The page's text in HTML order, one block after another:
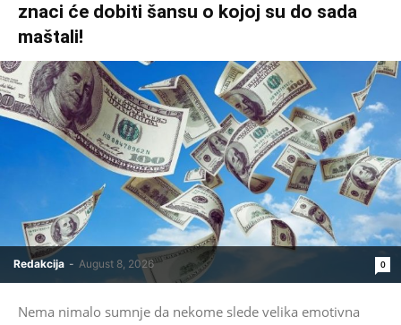
znaci će dobiti šansu o kojoj su do sada
maštali!
Redakcija - August 8, 2026 0
Nema nimalo sumnje da nekome slede velika emotivna